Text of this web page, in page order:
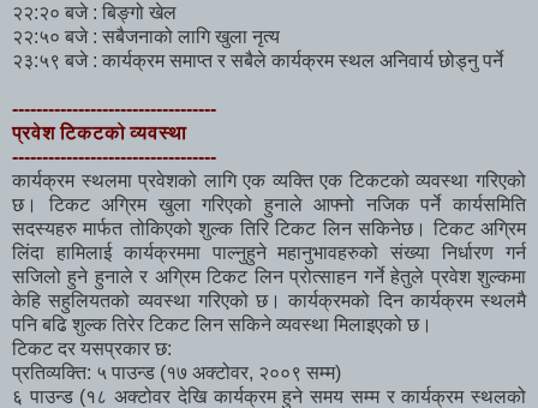
२२:२० बजे : बिङ्गो खेल
२२:५० बजे : सबैजनाको लागि खुला नृत्य
२३:५९ बजे : कार्यक्रम समाप्त र सबैले कार्यक्रम स्थल अनिवार्य छोड्नु पर्ने
----------------------------------
प्रवेश टिकटको व्यवस्था
----------------------------------
कार्यक्रम स्थलमा प्रवेशको लागि एक व्यक्ति एक टिकटको व्यवस्था गरिएको
छ। टिकट अग्रिम खुला गरिएको हुनाले आफ्नो नजिक पर्ने कार्यसमिति
सदस्यहरु मार्फत तोकिएको शुल्क तिरि टिकट लिन सकिनेछ। टिकट अग्रिम
लिंदा हामिलाई कार्यक्रममा पाल्नुहुने महानुभावहरुको संख्या निर्धारण गर्न
सजिलो हुने हुनाले र अग्रिम टिकट लिन प्रोत्साहन गर्ने हेतुले प्रवेश शुल्कमा
केहि सहुलियतको व्यवस्था गरिएको छ। कार्यक्रमको दिन कार्यक्रम स्थलमै
पनि बढि शुल्क तिरेर टिकट लिन सकिने व्यवस्था मिलाइएको छ।
टिकट दर यसप्रकार छ:
प्रतिव्यक्ति: ५ पाउन्ड (१७ अक्टोवर, २००९ सम्म)
६ पाउन्ड (१८ अक्टोवर देखि कार्यक्रम हुने समय सम्म र कार्यक्रम स्थलको